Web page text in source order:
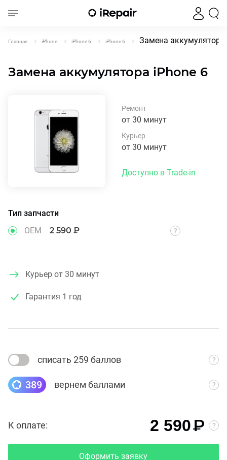
Главная iPhone iPhone 6 iPhone 6 Замена аккумулятора
Замена аккумулятора iPhone 6
Ремонт
от 30 минут
Курьер
от 30 минут
Доступно в Trade-in
Тип запчасти
OEM
2 590 ₽
Курьер от 30 минут
Гарантия 1 год
списать 259 баллов
389 вернем баллами
К оплате: 2 590₽
Оформить заявку